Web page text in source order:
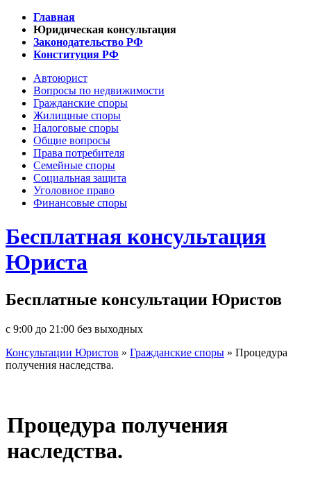
Главная
Юридическая консультация
Законодательство РФ
Конституция РФ
Автоюрист
Вопросы по недвижимости
Гражданские споры
Жилищные споры
Налоговые споры
Общие вопросы
Права потребителя
Семейные споры
Социальная защита
Уголовное право
Финансовые споры
Бесплатная консультация
Юриста
Бесплатные консультации Юристов
с 9:00 до 21:00 без выходных
Консультации Юристов » Гражданские споры » Процедура
получения наследства.
Процедура получения
наследства.